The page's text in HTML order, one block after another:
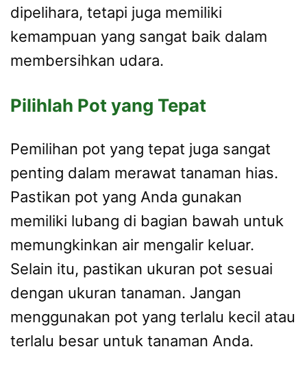
dipelihara, tetapi juga memiliki
kemampuan yang sangat baik dalam
membersihkan udara.
Pilihlah Pot yang Tepat
Pemilihan pot yang tepat juga sangat
penting dalam merawat tanaman hias.
Pastikan pot yang Anda gunakan
memiliki lubang di bagian bawah untuk
memungkinkan air mengalir keluar.
Selain itu, pastikan ukuran pot sesuai
dengan ukuran tanaman. Jangan
menggunakan pot yang terlalu kecil atau
terlalu besar untuk tanaman Anda.